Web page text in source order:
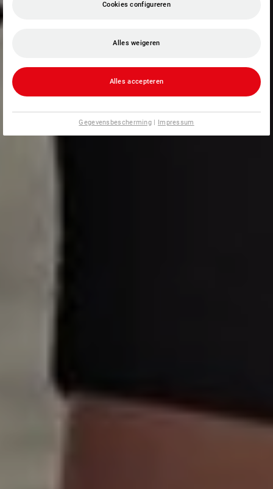
Cookies configureren
Alles weigeren
Alles accepteren
Gegevensbescherming | Impressum